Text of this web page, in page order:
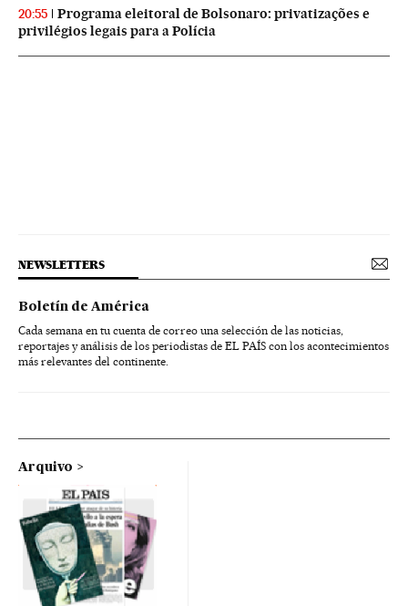
20:55
Programa eleitoral de Bolsonaro: privatizações e
privilégios legais para a Polícia
NEWSLETTERS
Boletín de América
Cada semana en tu cuenta de correo una selección de las noticias,
reportajes y análisis de los periodistas de EL PAÍS con los acontecimientos
más relevantes del continente.
Arquivo